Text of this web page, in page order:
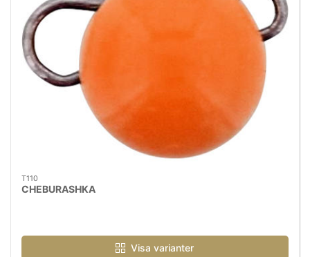
T110
CHEBURASHKA
Visa varianter